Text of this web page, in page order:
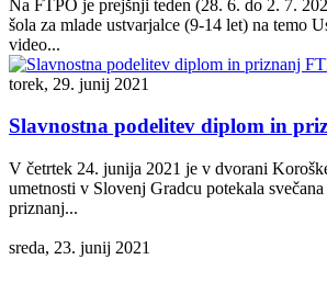
Na FTPO je prejšnji teden (28. 6. do 2. 7.
šola za mlade ustvarjalce (9-14 let) na temo
video...
torek, 29. junij 2021
Slavnostna podelitev diplom in
V četrtek 24. junija 2021 je v dvorani
umetnosti v Slovenj Gradcu potekala
priznanj...
sreda, 23. junij 2021